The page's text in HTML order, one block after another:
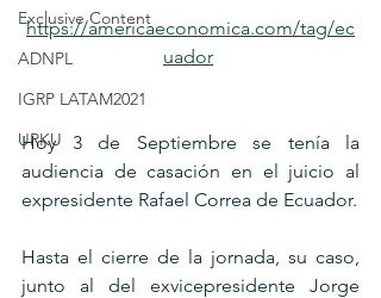
Exclusive Content
ADNPL
IGRP LATAM2021
URKU
https://americaeconomica.com/tag/ec
uador
Hoy 3 de Septiembre se tenía la
audiencia de casación en el juicio al
expresidente Rafael Correa de Ecuador.
Hasta el cierre de la jornada, su caso,
junto al del exvicepresidente Jorge